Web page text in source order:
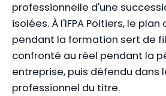
professionnelle d'une
isolées. À l'IFPA Poitiers, le
pendant la formation sert de
confronté au réel pendant la
entreprise, puis défendu dans
professionnel du titre.